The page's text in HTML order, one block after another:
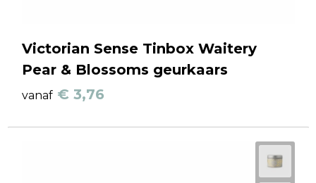
Victorian Sense Tinbox Waitery
Pear & Blossoms geurkaars
vanaf € 3,76